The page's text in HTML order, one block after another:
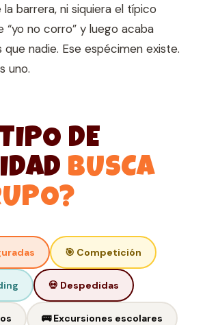
barrera, ni siquiera el típico
“yo no corro” y luego acaba
que nadie. Ese espécimen existe.
uno.
DE
BUSCA
🎯 Competición
💀 Despedidas
🚌 Excursiones escolares